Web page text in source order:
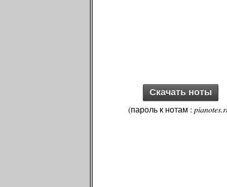
Скачать ноты
(пароль к нотам :